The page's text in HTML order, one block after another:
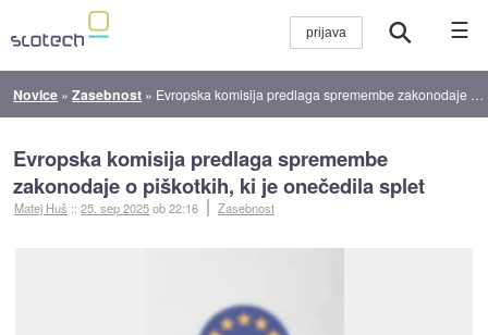
☰
Novice »Zasebnost » Evropska komisija predlaga spremembe zakonodaje o piškotkih, ki je onečedila splet
Evropska komisija predlaga spremembe
zakonodaje o piškotkih, ki je onečedila splet
Matej Huš ::25. sep 2025ob 22:16 Zasebnost